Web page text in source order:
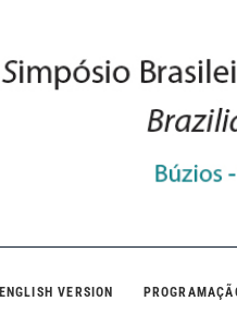
ENGLISH VERSION